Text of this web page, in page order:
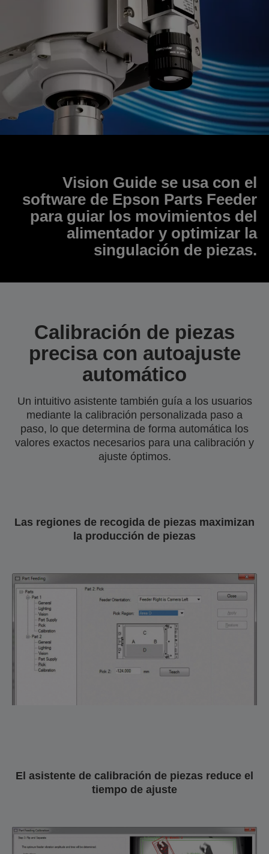
Vision Guide se usa con el
software de Epson Parts Feeder
para guiar los movimientos del
alimentador y optimizar la
singulación de piezas.
Calibración de piezas
precisa con autoajuste
automático
Un intuitivo asistente también guía a los usuarios
mediante la calibración personalizada paso a
paso, lo que determina de forma automática los
valores exactos necesarios para una calibración y
ajuste óptimos.
Las regiones de recogida de piezas maximizan
la producción de piezas
El asistente de calibración de piezas reduce el
tiempo de ajuste